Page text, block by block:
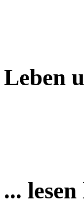
Leben
... lesen